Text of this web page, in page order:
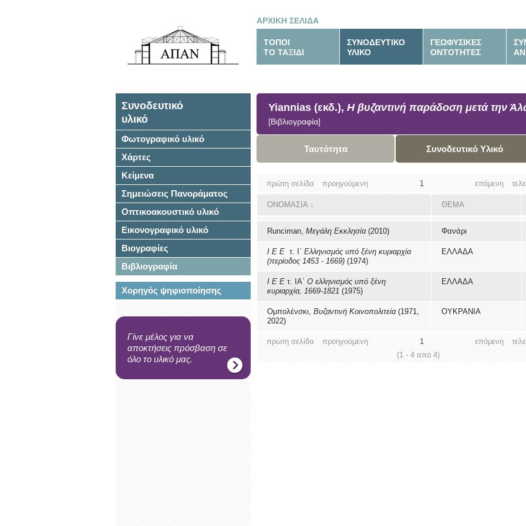
ΑΡΧΙΚΗ ΣΕΛΙΔΑ
ΤΟΠΟΙ
ΤΟ ΤΑΞΙΔΙ
ΣΥΝΟΔΕΥΤΙΚΟ
ΥΛΙΚΟ
ΓΕΩΦΥΣΙΚΕΣ
ΟΝΤΟΤΗΤΕΣ
Συνοδευτικό
υλικό
Φωτογραφικό υλικό
Χάρτες
Κείμενα
Σημειώσεις Πανοράματος
Οπτικοακουστικό υλικό
Εικονογραφικό υλικό
Βιογραφίες
Βιβλιογραφία
Χορηγός ψηφιοποίησης
Γίνε μέλος για να
αποκτήσεις πρόσβαση σε
όλο το υλικό μας.
Yiannias (εκδ.), Η βυζαντινή παράδοση μετά την
[Βιβλιογραφία]
Ταυτότητα Συνοδευτικό Υλικό
επόμενη
πρώτη σελίδα προηγούμενη 1
ΟΝΟΜΑΣΙΑ↓ ΘΕΜΑ
Runciman, Μεγάλη Εκκλησία(2010) Φανάρι
Ι Ε Ε τ. Ι΄ Ελληνισμός υπό ξένη κυριαρχία
(περίοδος 1453 - 1669) (1974)
ΕΛΛΑΔΑ
Ι Ε Ε τ. ΙΑ΄ Ο ελληνισμός υπό ξένη
κυριαρχία, 1669-1821 (1975)
ΕΛΛΑΔΑ
Ομπολένσκι, Βυζαντινή Κοινοπολιτεία(1971,
2022)
ΟΥΚΡΑΝΙΑ
επόμενη
πρώτη σελίδα προηγούμενη
1
(1 - 4 από 4)